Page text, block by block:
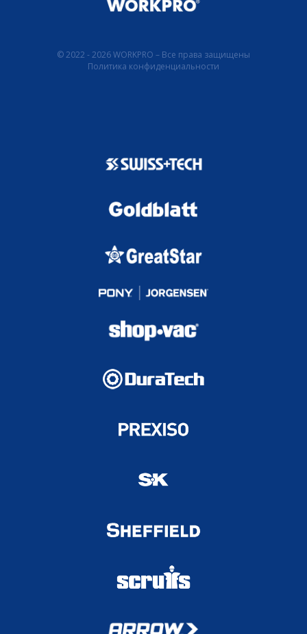
© 2022 - 2026 WORKPRO – Все права защищены
Политика конфиденциальности